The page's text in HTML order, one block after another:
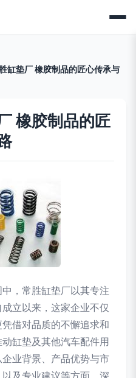
缸垫厂 橡胶制品的匠心传承与
橡胶制品的匠
，常胜缸垫厂以其专注
立以来，这家企业不仅
借对品质的不懈追求和
缸垫及其他汽车配件用
业背景、产品优势与市
及专业建议等方面，深